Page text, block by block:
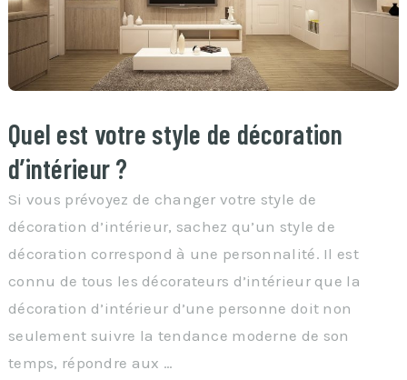
Quel est votre style de décoration
d’intérieur ?
Si vous prévoyez de changer votre style de
décoration d’intérieur, sachez qu’un style de
décoration correspond à une personnalité. Il est
connu de tous les décorateurs d’intérieur que la
décoration d’intérieur d’une personne doit non
seulement suivre la tendance moderne de son
temps, répondre aux …